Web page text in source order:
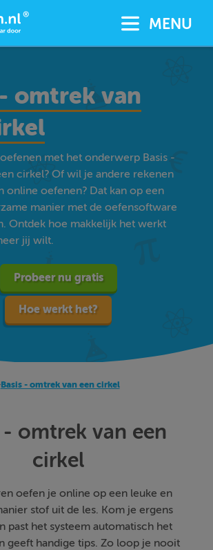
MENU
omtrek van
met het onderwerp Basis -
cirkel? Of wil je andere rekenen
online oefenen? Dat kan op een
manier met de oefensoftware
Ontdek hoe makkelijk het werkt
jij wilt.
Probeer nu gratis
Hoe werkt het?
Basis - omtrek van een cirkel
- omtrek van een
cirkel
oefen je online op een leuke en
stof uit de les. Kom je ergens
past het systeem automatisch het
geeft handige tips. Zo loop je nooit